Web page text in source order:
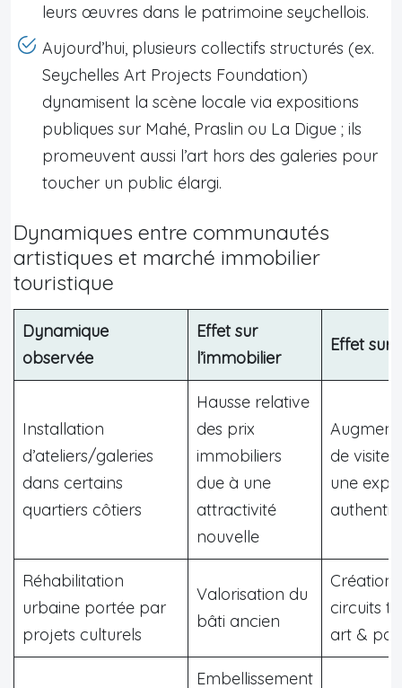
leurs œuvres dans le patrimoine seychellois.
Aujourd’hui, plusieurs collectifs structurés (ex.
Seychelles Art Projects Foundation)
dynamisent la scène locale via expositions
publiques sur Mahé, Praslin ou La Digue ; ils
promeuvent aussi l’art hors des galeries pour
toucher un public élargi.
Dynamiques entre communautés
artistiques et marché immobilier
touristique
Dynamique
observée
Effet sur
l’immobilier
Effet sur
Installation
d’ateliers/galeries
dans certains
quartiers côtiers
Hausse relative
des prix
immobiliers
due à une
attractivité
nouvelle
de
une
Réhabilitation
urbaine portée par
projets culturels
Valorisation du
bâti ancien
Création
circuits
art &
Embellissement